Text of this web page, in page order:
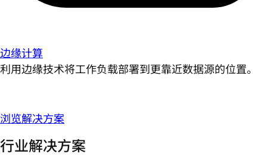
边缘计算
利用边缘技术将工作负载部署到更靠近数据源的位置。
浏览解决方案
行业解决方案